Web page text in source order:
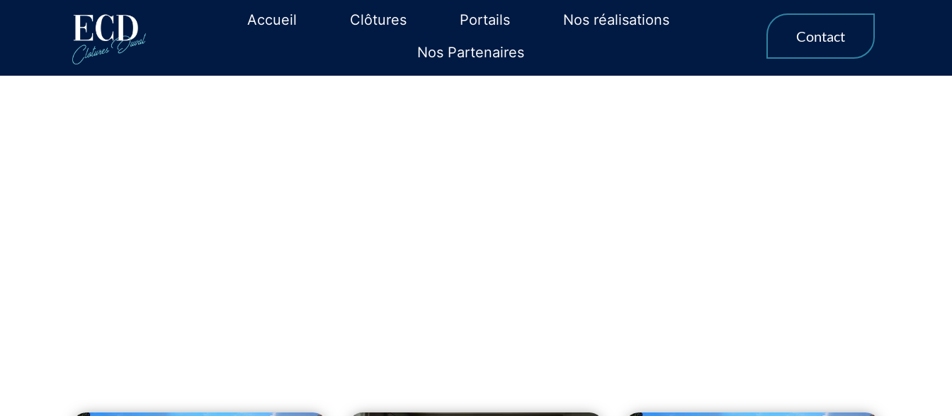
Accueil Clôtures Portails
Nos réalisations
Nos Partenaires
Contact